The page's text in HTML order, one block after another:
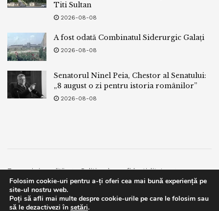
Titi Sultan
2026-08-08
A fost odată Combinatul Siderurgic Galați
2026-08-08
Senatorul Ninel Peia, Chestor al Senatului:
„8 august o zi pentru istoria românilor”
2026-08-08
Termeni si conditii
Politica de confidentialitate
Facebook
Contact
© 2019bpnews- Business & Politics Newsbpnews.
Folosim cookie-uri pentru a-ți oferi cea mai bună experiență pe
site-ul nostru web.
Poți să afli mai multe despre cookie-urile pe care le folosim sau
să le dezactivezi în setări.
This website uses GDPR cookies. By continuing to use this